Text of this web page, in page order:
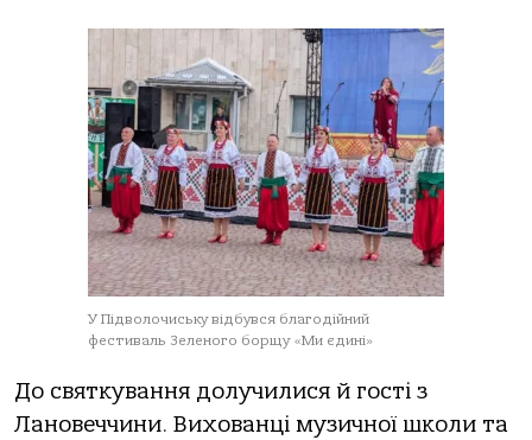
У Підволочиську відбувся благодійний
фестиваль Зеленого борщу «Ми єдині»
До святкування долучилися й гості з
Лановеччини. Вихованці музичної школи та